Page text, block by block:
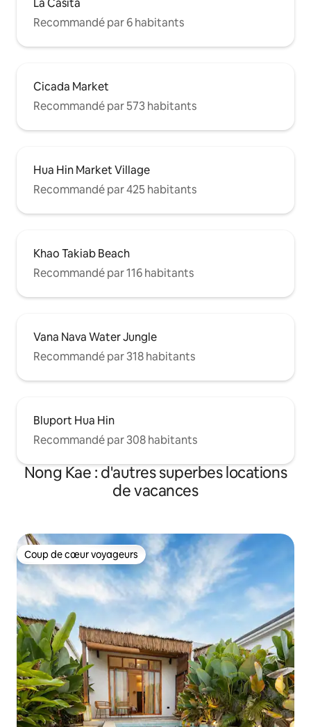
La Casita
Recommandé par 6 habitants
Cicada Market
Recommandé par 573 habitants
Hua Hin Market Village
Recommandé par 425 habitants
Khao Takiab Beach
Recommandé par 116 habitants
Vana Nava Water Jungle
Recommandé par 318 habitants
Bluport Hua Hin
Recommandé par 308 habitants
Nong Kae : d'autres superbes locations
de vacances
Coup de cœur voyageurs
Coup de cœur voyageurs